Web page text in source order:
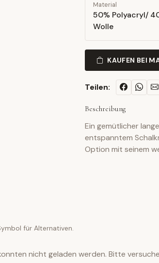
Material
50% Polyacryl/
Wolle
KAUFEN BEI
Teilen:
Beschreibung
Ein gemütlicher
entspanntem
Option mit seinem
für Alternativen.
nicht geladen werden. Bitte